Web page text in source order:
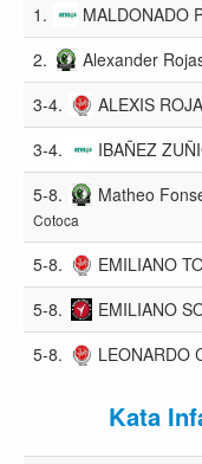
1. MALDONADO
2. Alexander
3-4. ALEXIS
3-4. IBAÑEZ
5-8. Matheo
Cotoca
5-8. EMILIANO
5-8. EMILIANO
5-8. LEONARDO
Kata